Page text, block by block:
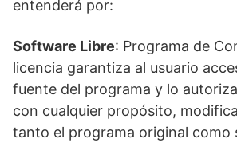
entenderá por:
Software Libre: Programa de
licencia garantiza al usuario
fuente del programa y lo
con cualquier propósito,
tanto el programa original como